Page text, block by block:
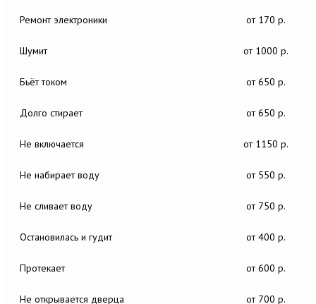
Ремонт электроники от 170 р.
Шумит от 1000 р.
Бьёт током от 650 р.
Долго стирает от 650 р.
Не включается от 1150 р.
Не набирает воду от 550 р.
Не сливает воду от 750 р.
Остановилась и гудит от 400 р.
Протекает от 600 р.
Не открывается дверца от 700 р.